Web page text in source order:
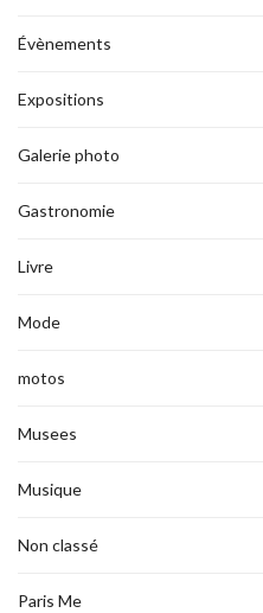
Évènements
Expositions
Galerie photo
Gastronomie
Livre
Mode
motos
Musees
Musique
Non classé
Paris Me